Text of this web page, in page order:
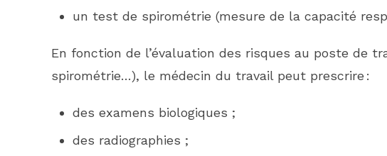
un test de spirométrie (mesure de la capacité
En fonction de l’évaluation des risques au poste de
spirométrie…), le médecin du travail peut prescrire :
des examens biologiques ;
des radiographies ;